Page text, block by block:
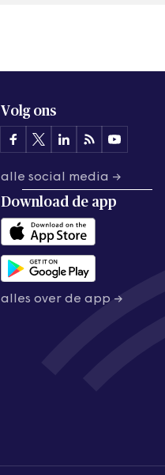
Volg ons
alle social media →
Download de app
alles over de app →